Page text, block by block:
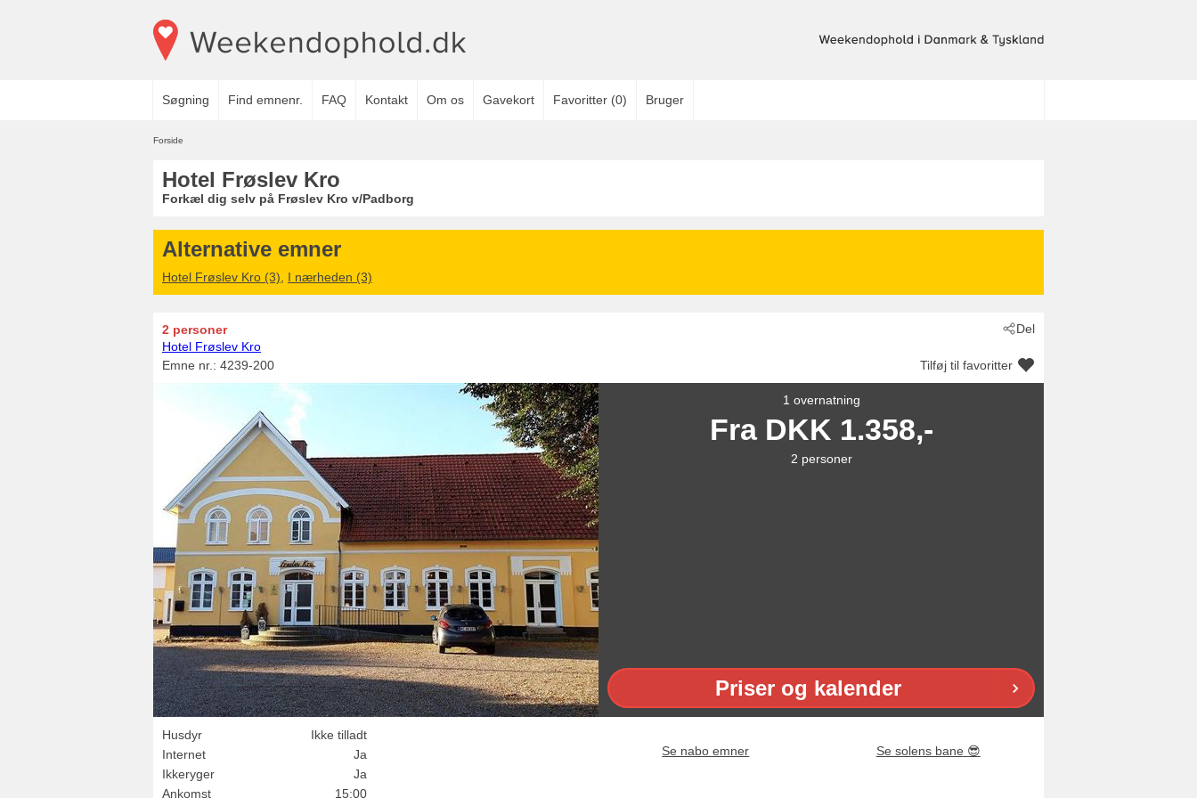
Søgning Find emnenr. FAQ Kontakt Om os Gavekort Favoritter (0) Bruger
Forside
Hotel Frøslev Kro
Forkæl dig selv på Frøslev Kro v/Padborg
Alternative emner
Hotel Frøslev Kro (3) I nærheden (3)
Del
2 personer
Hotel Frøslev Kro
Emne nr.: 4239-200 Tilføj til favoritter
1 overnatning
Fra DKK 1.358,-
2 personer
Priser og kalender
Husdyr
Ikke tilladt
Internet
Ja
Ikkeryger
Ja
Ankomst
15:00
Se nabo emner Se solens bane 😎